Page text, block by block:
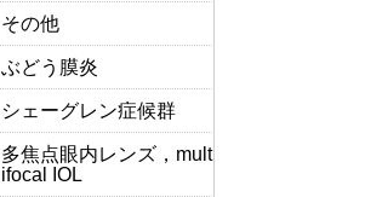
その他
ぶどう膜炎
シェーグレン症候群
多焦点眼内レンズ，mult
ifocal IOL